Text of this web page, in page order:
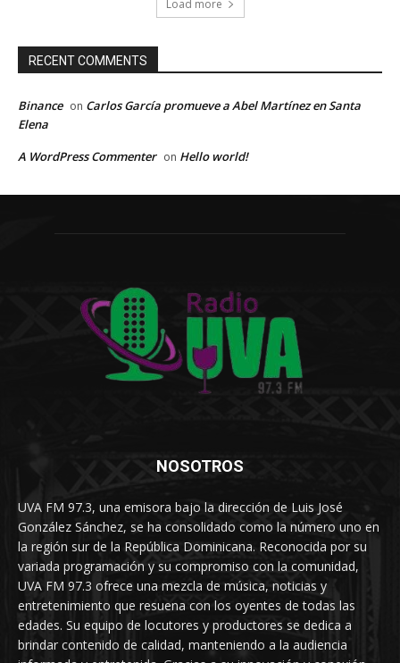
Load more
RECENT COMMENTS
Binance on Carlos García promueve a Abel Martínez en Santa
Elena
A WordPress Commenter on Hello world!
NOSOTROS
UVA FM 97.3, una emisora bajo la dirección de Luis José
González Sánchez, se ha consolidado como la número uno en
la región sur de la República Dominicana. Reconocida por su
variada programación y su compromiso con la comunidad,
UVA FM 97.3 ofrece una mezcla de música, noticias y
entretenimiento que resuena con los oyentes de todas las
edades. Su equipo de locutores y productores se dedica a
brindar contenido de calidad, manteniendo a la audiencia